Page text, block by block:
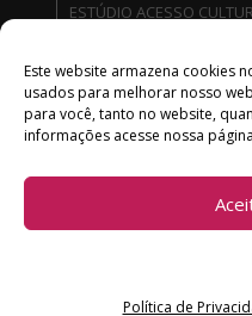
Este website armazena cookies
usados ​​para melhorar nosso
para você, tanto no website,
informações acesse nossa
Política de
ESTÚDIO ACESSO
CONTATO